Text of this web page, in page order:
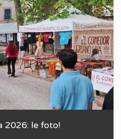
2026: le foto!